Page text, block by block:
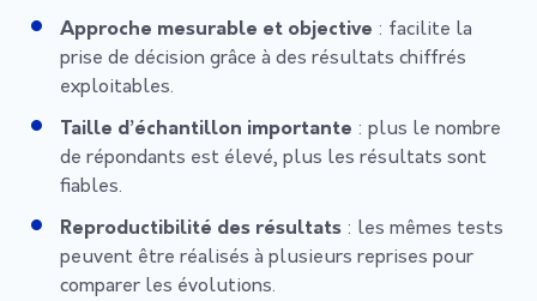
Approche mesurable et objective : facilite la
prise de décision grâce à des résultats chiffrés
exploitables.
Taille d’échantillon importante : plus le nombre
de répondants est élevé, plus les résultats sont
fiables.
Reproductibilité des résultats : les mêmes tests
peuvent être réalisés à plusieurs reprises pour
comparer les évolutions.